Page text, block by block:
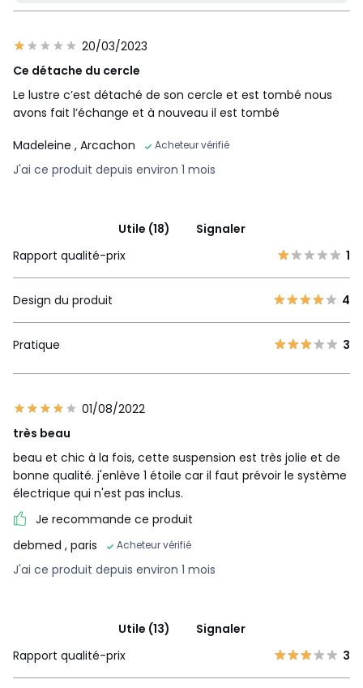
20/03/2023
Ce détache du cercle
Le lustre c’est détaché de son cercle et est tombé nous
avons fait l’échange et à nouveau il est tombé
Madeleine , Arcachon Acheteur vérifié
J'ai ce produit depuis environ 1 mois
Utile (18)
Signaler
Rapport qualité-prix
1
Design du produit 4
Pratique 3
01/08/2022
très beau
beau et chic à la fois, cette suspension est très jolie et de
bonne qualité. j'enlève 1 étoile car il faut prévoir le système
électrique qui n'est pas inclus.
Je recommande ce produit
debmed , paris Acheteur vérifié
J'ai ce produit depuis environ 1 mois
Utile (13)
Signaler
Rapport qualité-prix
3